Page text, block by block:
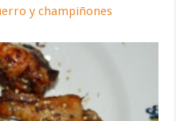
y champiñones